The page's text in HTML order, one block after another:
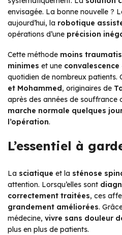
envisagée. La bonne nouvelle ?
aujourd’hui, la robotique
opérations d’une précision
Cette méthode moins
minimes et une convalescence
quotidien de nombreux patients.
et Mohammed, originaires de
après des années de souffrance
marche normale quelques
l’opération.
L’essentiel à
La sciatique et la sténose
attention. Lorsqu’elles sont
correctement traitées, ces
grandement améliorées.
médecine, vivre sans douleur
plus en plus de patients.